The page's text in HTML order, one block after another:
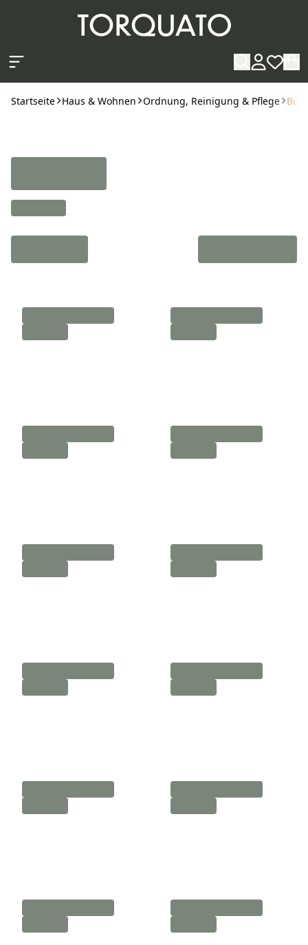
Startseite Haus & Wohnen Ordnung, Reinigung & Pflege